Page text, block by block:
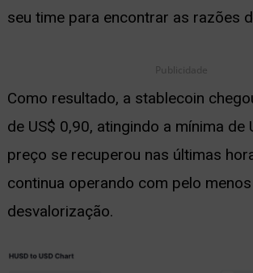
seu time para encontrar as razões
Publicidade
Como resultado, a stablecoin
de US$ 0,90, atingindo a mínima de
preço se recuperou nas últimas
continua operando com pelo
desvalorização.